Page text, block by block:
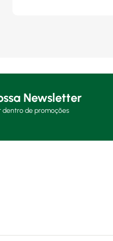
Newsletter
dentro de promoções